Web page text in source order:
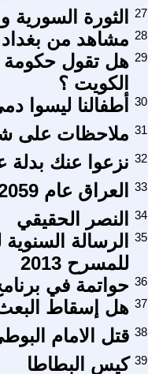
الثورة السورية
27
مشاهد من 28
هل تقول حكومة
الكويت ؟
29
أطفالنا ليسوا 30
ملاحظات على 31
نزعوا عنك 32
العراق عام 2059! 33
النصر الحقيقي
34
الرسالة
للمسرح 2013
35
حواتمة في 36
هل إسقاط 37
قتل الامام 38
كيس البطاطا 39